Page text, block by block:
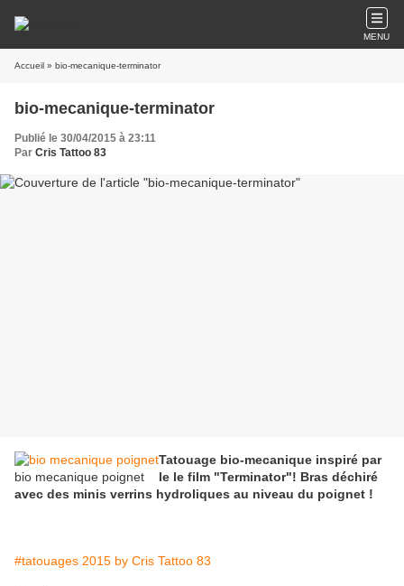
MENU
Accueil » bio-mecanique-terminator
bio-mecanique-terminator
Publié le 30/04/2015 à 23:11
Par Cris Tattoo 83
bio mecanique poignet
​​Tatouage bio-mecanique inspiré par
le le film "Terminator"! Bras déchiré
avec des minis verrins hydroliques au niveau du poignet !
#tatouages 2015 by Cris Tattoo 83